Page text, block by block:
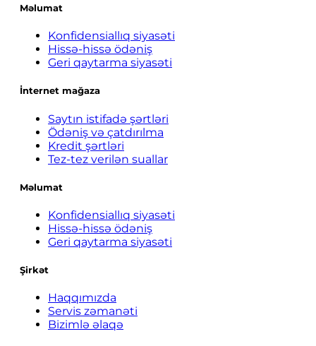
Məlumat
Konfidensiallıq siyasəti
Hissə-hissə ödəniş
Geri qaytarma siyasəti
İnternet mağaza
Saytın istifadə şərtləri
Ödəniş və çatdırılma
Kredit şərtləri
Tez-tez verilən suallar
Məlumat
Konfidensiallıq siyasəti
Hissə-hissə ödəniş
Geri qaytarma siyasəti
Şirkət
Haqqımızda
Servis zəmanəti
Bizimlə əlaqə